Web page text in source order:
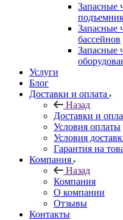
Запасные
Запасные
бассейнов
Запасные
Услуги
Блог
Доставки и оплата
Назад
Доставки и
Условия оплаты
Условия
Гарантия на
Компания
Назад
Компания
О компании
Отзывы
Контакты